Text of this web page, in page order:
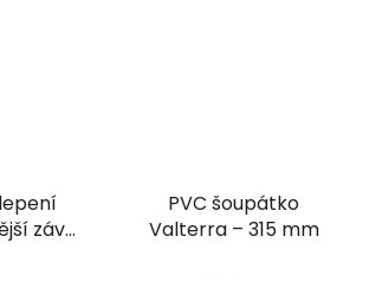
závit
PVC šoupátko
Valterra – 315 mm